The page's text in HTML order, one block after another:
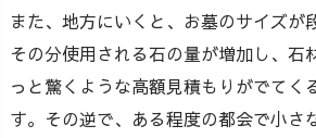
また、地方にいくと、お墓のサイズが
その分使用される石の量が増加し、石
っと驚くような高額見積もりがでてく
す。その逆で、ある程度の都会で小さ